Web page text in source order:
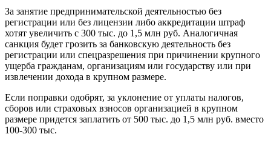
За занятие предпринимательской деятельностью без
регистрации или без лицензии либо аккредитации штраф
хотят увеличить с 300 тыс. до 1,5 млн руб. Аналогичная
санкция будет грозить за банковскую деятельность без
регистрации или спецразрешения при причинении крупного
ущерба гражданам, организациям или государству или при
извлечении дохода в крупном размере.
Если поправки одобрят, за уклонение от уплаты налогов,
сборов или страховых взносов организацией в крупном
размере придется заплатить от 500 тыс. до 1,5 млн руб. вместо
100-300 тыс.